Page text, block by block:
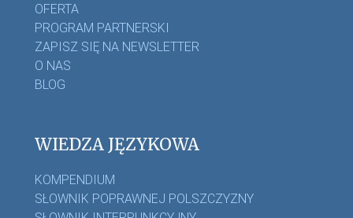
OFERTA
PROGRAM PARTNERSKI
ZAPISZ SIĘ NA NEWSLETTER
O NAS
BLOG
WIEDZA JĘZYKOWA
KOMPENDIUM
SŁOWNIK POPRAWNEJ POLSZCZYZNY